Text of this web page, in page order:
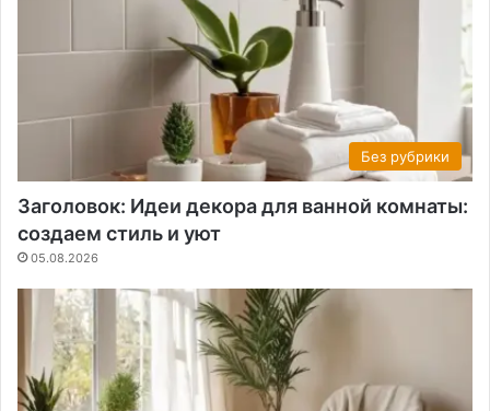
Без рубрики
Заголовок: Идеи декора для ванной комнаты:
создаем стиль и уют
05.08.2026